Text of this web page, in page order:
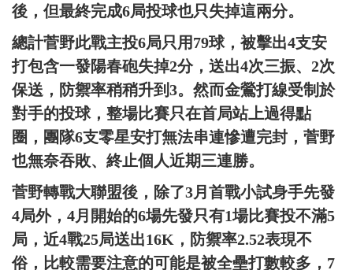
後，但最終完成6局投球也只失掉這兩分。
總計菅野此戰主投6局只用79球，被擊出4支安
打包含一發陽春砲失掉2分，送出4次三振、2次
保送，防禦率稍稍升到3。然而金鶯打線受制於
對手的投球，整場比賽只在首局站上過得點
圈，團隊6支零星安打無法串連慘遭完封，菅野
也無奈吞敗、終止個人近期三連勝。
菅野轉戰大聯盟後，除了3月首戰小試身手先發
4局外，4月開始的6場先發只有1場比賽投不滿5
局，近4戰25局送出16K，防禦率2.52表現不
俗，比較需要注意的可能是被全壘打數較多，7